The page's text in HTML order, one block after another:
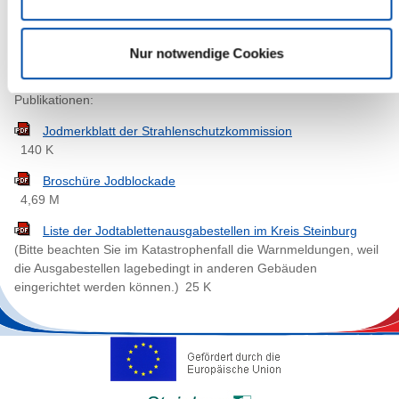
Nur notwendige Cookies
versorgen.
Homepage des Bundesministeriums für Umwelt, Naturschutz und
Reaktorsicherheitwww.jodblockade.de
sowie in den
Publikationen:
Jodmerkblatt der Strahlenschutzkommission
140 K
Broschüre Jodblockade
4,69 M
Liste der Jodtablettenausgabestellen im Kreis Steinburg
(Bitte beachten Sie im Katastrophenfall die Warnmeldungen, weil
die Ausgabestellen lagebedingt in anderen Gebäuden
eingerichtet werden können.) 25 K